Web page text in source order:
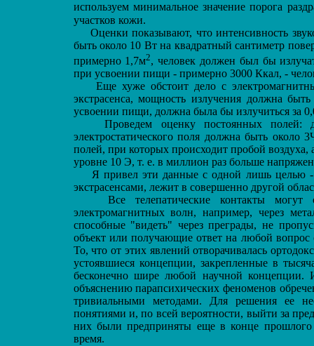
используем минимальное значение порога
участков кожи.
Оценки показывают, что интенсивность
быть около 10 Вт на квадратный сантиметр
примерно 1,7м2, человек должен был бы
при усвоении пищи - примерно 3000 Ккал, -
Еще хуже обстоит дело с
экстрасенса, мощность излучения должна
усвоении пищи, должна была бы излучиться за
Проведем оценку постоянных полей:
электростатического поля должна быть около 3
полей, при которых происходит пробой
уровне 10 Э, т. е. в миллион раз больше
Я привел эти данные с одной лишь целью -
экстрасенсами, лежит в совершенно другой
Все телепатические контакты могут
электромагнитных волн, например, через
способные "видеть" через преграды, не
объект или получающие ответ на любой
То, что от этих явлений отворачивалась
устоявшиеся концепции, закрепленные в
бесконечно шире любой научной концепции.
объяснению парапсихических феноменов
тривиальными методами. Для решения ее
понятиями и, по всей вероятности, выйти за
них были предприняты еще в конце
время.